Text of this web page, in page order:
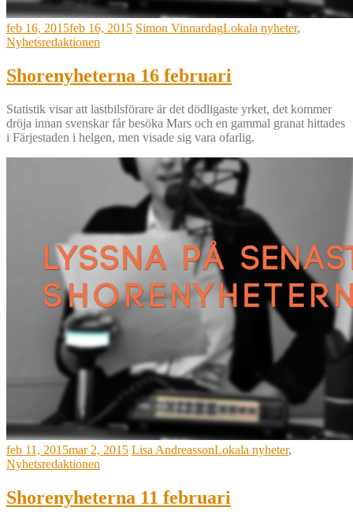
feb 16, 2015feb 16, 2015 Simon VinnardagLokala nyheter,
Nyhetsredaktionen
Shorenyheterna 16 februari
Statistik visar att lastbilsförare är det dödligaste yrket, det kommer
dröja innan svenskar får besöka Mars och en gammal granat hittades
i Färjestaden i helgen, men visade sig vara ofarlig.
feb 11, 2015mar 2, 2015 Lisa AndreassonLokala nyheter,
Nyhetsredaktionen
Shorenyheterna 11 februari